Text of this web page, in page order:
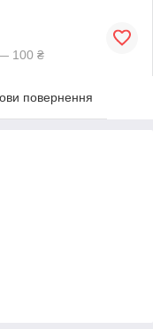
— 100 ₴
повернення